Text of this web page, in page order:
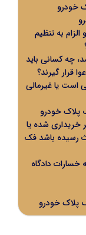
خودرو
به تنظیم
چه کسانی باید
قرار گیرند؟
است یا غیرمالی
پلاک خودرو
خریداری شده یا
رسیده باشد فک
خسارات دادگاه
پلاک خودرو